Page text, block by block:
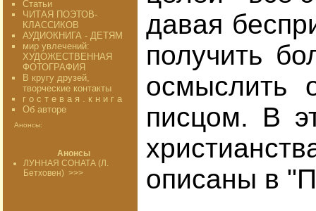
Статьи
ЧИТАЯ ПОЭТОВ-
КЛАССИКОВ
АУДИОКНИГА - ДЕТЯМ
мир увлечений:
ХУДОЖЕСТВЕННАЯ
ФОТОГРАФИЯ
В кругу друзей,
творческие контакты
г о с т е в а я . к н и г а
Об авторе
Анонсы:
Анонсы
ЛУННАЯ СОНАТА (Л.
Бетховен) >>>
давая
получить
осмыслить
писцом. В
описаны в